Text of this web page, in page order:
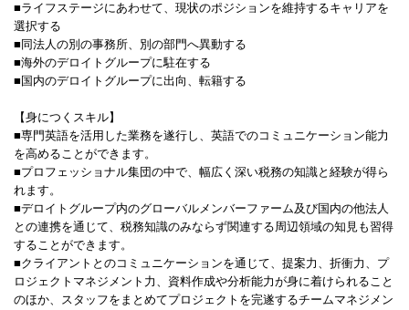
■ライフステージにあわせて、現状のポジションを維持するキャリアを
選択する
■同法人の別の事務所、別の部門へ異動する
■海外のデロイトグループに駐在する
■国内のデロイトグループに出向、転籍する
【身につくスキル】
■専門英語を活用した業務を遂行し、英語でのコミュニケーション能力
を高めることができます。
■プロフェッショナル集団の中で、幅広く深い税務の知識と経験が得ら
れます。
■デロイトグループ内のグローバルメンバーファーム及び国内の他法人
との連携を通じて、税務知識のみならず関連する周辺領域の知見も習得
することができます。
■クライアントとのコミュニケーションを通じて、提案力、折衝力、プ
ロジェクトマネジメント力、資料作成や分析能力が身に着けられること
のほか、スタッフをまとめてプロジェクトを完遂するチームマネジメン